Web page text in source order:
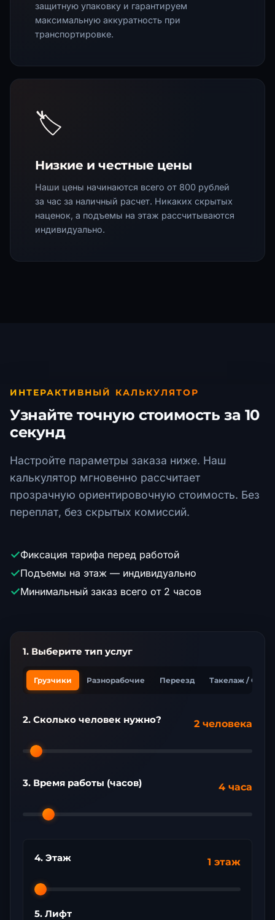
защитную упаковку и гарантируем
максимальную аккуратность при
транспортировке.
🏷️
Низкие и честные цены
Наши цены начинаются всего от 800 рублей
за час за наличный расчет. Никаких скрытых
наценок, а подъемы на этаж рассчитываются
индивидуально.
ИНТЕРАКТИВНЫЙ КАЛЬКУЛЯТОР
Узнайте точную стоимость за 10
секунд
Настройте параметры заказа ниже. Наш
калькулятор мгновенно рассчитает
прозрачную ориентировочную стоимость. Без
переплат, без скрытых комиссий.
✓Фиксация тарифа перед работой
✓Подъемы на этаж — индивидуально
✓Минимальный заказ всего от 2 часов
1. Выберите тип услуг
Грузчики Разнорабочие Переезд Такелаж /
2. Сколько человек нужно? 2 человека
3. Время работы (часов) 4 часа
4. Этаж 1 этаж
5. Лифт